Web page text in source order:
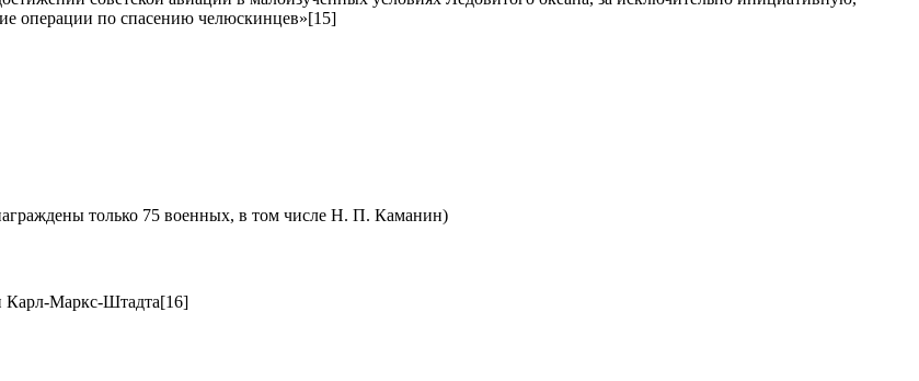
операции по спасению челюскинцев»[15]
только 75 военных, в том числе Н. П. Каманин)
Карл-Маркс-Штадта[16]